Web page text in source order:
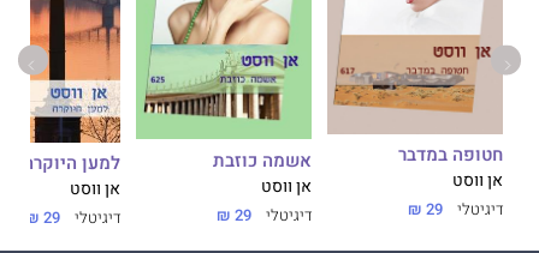
חטופה במדבר
אן ווסט
דיגיטלי 29 ₪
אשמה כוזבת
אן ווסט
דיגיטלי 29 ₪
למען היוקרה
אן ווסט
דיגיטלי 29 ₪